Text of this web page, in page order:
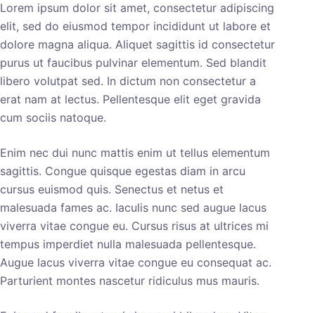
Lorem ipsum dolor sit amet, consectetur adipiscing
elit, sed do eiusmod tempor incididunt ut labore et
dolore magna aliqua. Aliquet sagittis id consectetur
purus ut faucibus pulvinar elementum. Sed blandit
libero volutpat sed. In dictum non consectetur a
erat nam at lectus. Pellentesque elit eget gravida
cum sociis natoque.
Enim nec dui nunc mattis enim ut tellus elementum
sagittis. Congue quisque egestas diam in arcu
cursus euismod quis. Senectus et netus et
malesuada fames ac. Iaculis nunc sed augue lacus
viverra vitae congue eu. Cursus risus at ultrices mi
tempus imperdiet nulla malesuada pellentesque.
Augue lacus viverra vitae congue eu consequat ac.
Parturient montes nascetur ridiculus mus mauris.